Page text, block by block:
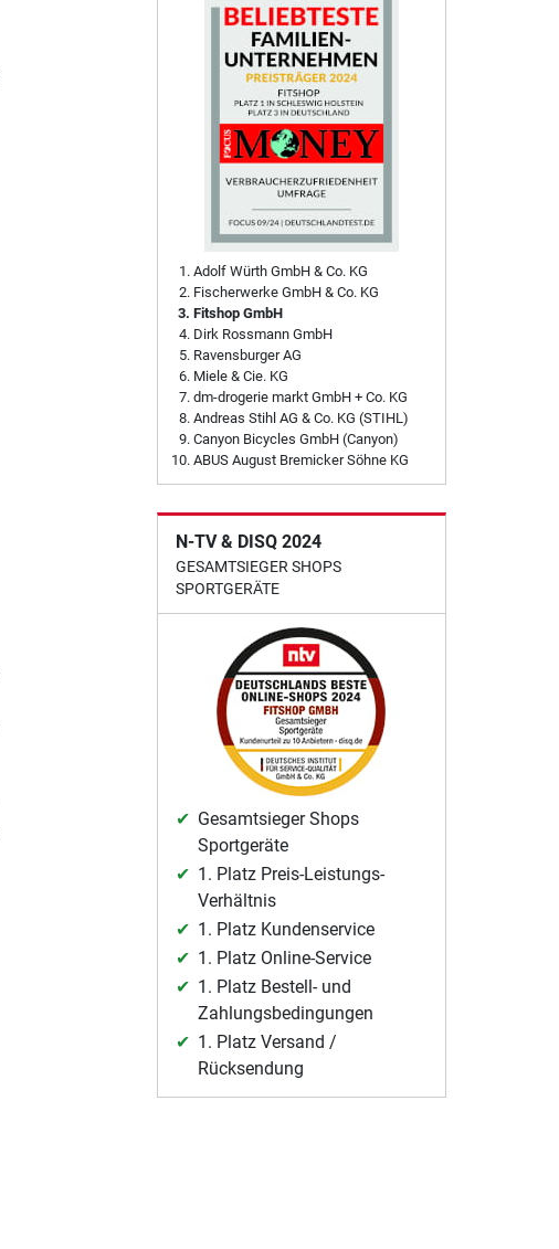
Adolf Würth GmbH & Co. KG
Fischerwerke GmbH & Co. KG
Fitshop GmbH
Dirk Rossmann GmbH
Ravensburger AG
Miele & Cie. KG
dm-drogerie markt GmbH + Co. KG
Andreas Stihl AG & Co. KG (STIHL)
Canyon Bicycles GmbH (Canyon)
ABUS August Bremicker Söhne KG
N-TV & DISQ 2024
GESAMTSIEGER SHOPS
SPORTGERÄTE
Gesamtsieger Shops
Sportgeräte
1. Platz Preis-Leistungs-
Verhältnis
1. Platz Kundenservice
1. Platz Online-Service
1. Platz Bestell- und
Zahlungsbedingungen
1. Platz Versand /
Rücksendung